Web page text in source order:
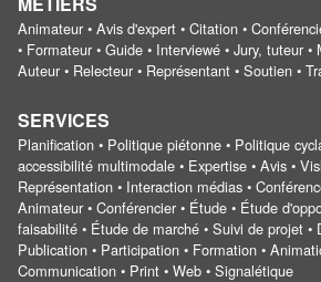
Animateur • Avis d'expert • Citation •
• Formateur • Guide • Interviewé • Jury, tuteur •
Auteur • Relecteur • Représentant • Soutien •
SERVICES
Planification • Politique piétonne • Politique
accessibilité multimodale • Expertise • Avis •
Représentation • Interaction médias •
Animateur • Conférencier • Étude • Étude
faisabilité • Étude de marché • Suivi de projet •
Publication • Participation • Formation •
Communication • Print • Web • Signalétique